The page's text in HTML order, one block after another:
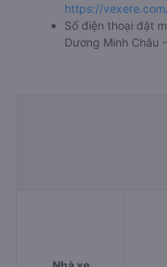
https://
Số điện thoại đặt
Dương Minh Châu